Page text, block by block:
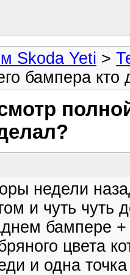
Skoda Yeti >
бампера кто
недели
и чуть чуть
бампере
цвета
и одна